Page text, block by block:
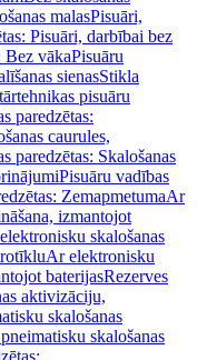
malasPisuāri,
Pisuāri, darbībai bez
Bez vākaPisuāru
sienasStikla
pisuāru
paredzētas:
caurules,
paredzētas: Skalošanas
Pisuāru vadības
ZemapmetumaAr
izmantojot
skalošanas
Ar elektronisku
baterijasRezerves
aktivizāciju,
skalošanas
skalošanas